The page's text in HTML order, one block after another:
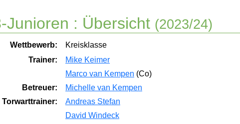
Junioren : Übersicht (2023/24)
Wettbewerb:
Kreisklasse
Trainer:
Mike Keimer
Marco van Kempen (Co)
Betreuer:
Michelle van Kempen
Torwarttrainer:
Andreas Stefan
David Windeck